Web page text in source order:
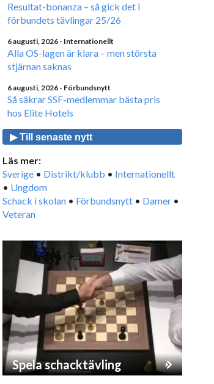
Resultat-bonanza – så gick det i
förbundets tävlingar 25/26
6 augusti, 2026 - Internationellt
Alla OS-lagen är klara – men största
stjärnan saknas
6 augusti, 2026 - Förbundsnytt
Så säkrar SSF-medlemmar bästa pris
hos Elite Hotels
▶ Till senaste nytt
Läs mer:
Sverige • Distrikt/klubb • Internationellt
• Ungdom
Schack i skolan • Förbundsnytt • Damer •
Veteran
Spela schacktävling